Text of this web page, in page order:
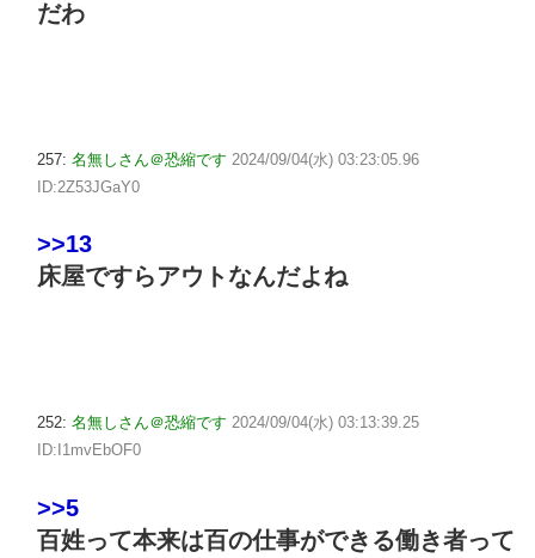
だわ
257: 名無しさん＠恐縮です 2024/09/04(水) 03:23:05.96
ID:2Z53JGaY0
>>13
床屋ですらアウトなんだよね
252: 名無しさん＠恐縮です 2024/09/04(水) 03:13:39.25
ID:I1mvEbOF0
>>5
百姓って本来は百の仕事ができる働き者って